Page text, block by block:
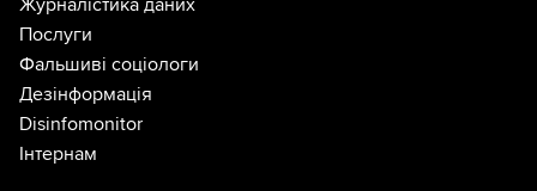
Журналістика даних
Послуги
Фальшиві соціологи
Дезінформація
Disinfomonitor
Інтернам